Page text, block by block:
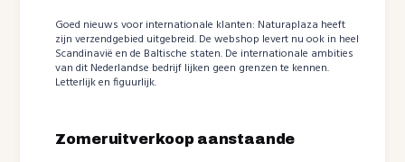
Goed nieuws voor internationale klanten: Naturaplaza heeft
zijn verzendgebied uitgebreid. De webshop levert nu ook in heel
Scandinavië en de Baltische staten. De internationale ambities
van dit Nederlandse bedrijf lijken geen grenzen te kennen.
Letterlijk en figuurlijk.
Zomeruitverkoop aanstaande